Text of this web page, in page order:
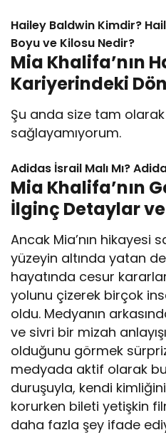
Hailey Baldwin Kimdir?
Boyu ve Kilosu Nedir?
Mia Khalifa’nın
Kariyerindeki
Şu anda size tam
sağlayamıyorum.
Adidas İsrail Malı Mı?
Mia Khalifa’nın
İlginç Detaylar ve
Ancak Mia’nın hikayesi
yüzeyin altında yatan
hayatında cesur
yolunu çizerek birçok
oldu. Medyanın
ve sivri bir mizah
olduğunu görmek
medyada aktif olarak
duruşuyla, kendi
korurken bileti yetişkin
daha fazla şey ifade